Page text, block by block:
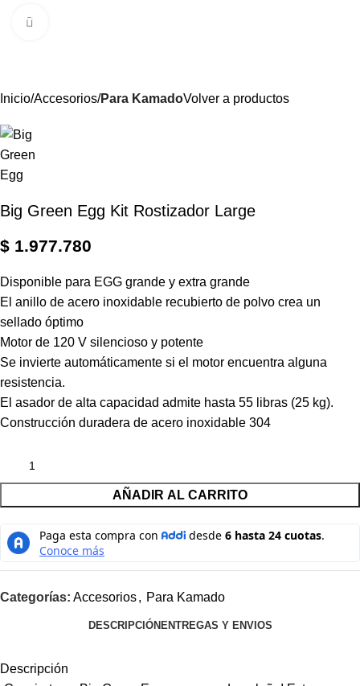
Menú
Inicio Accesorios Para KamadoVolver a productos
Big Green Egg Kit Rostizador Large
$ 1.977.780
Disponible para EGG grande y extra grande
El anillo de acero inoxidable recubierto de polvo crea un
sellado óptimo
Motor de 120 V silencioso y potente
Se invierte automáticamente si el motor encuentra alguna
resistencia.
El asador de alta capacidad admite hasta 55 libras (25 kg).
Construcción duradera de acero inoxidable 304
AÑADIR AL CARRITO
Categorías: Accesorios, Para Kamado
DESCRIPCIÓN ENTREGAS Y ENVIOS
Descripción